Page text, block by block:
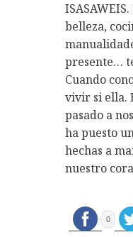
belleza,
presente…
Cuando
vivir si ella.
pasado a
ha puesto
hechas a
nuestro
0